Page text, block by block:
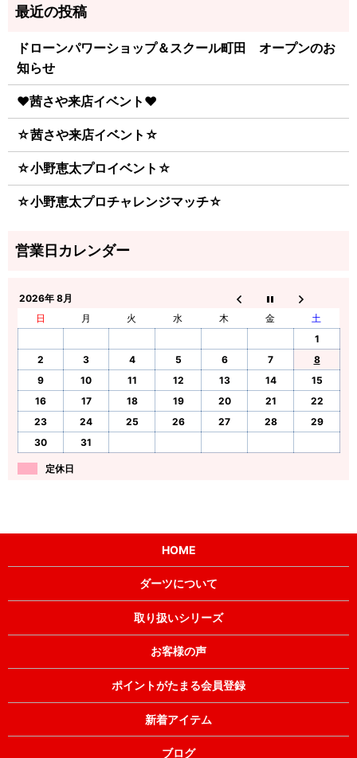
ドローンパワーショップ＆スクール町田 オープンのお
知らせ
♥茜さや来店イベント♥
☆茜さや来店イベント☆
☆小野恵太プロイベント☆
☆小野恵太プロチャレンジマッチ☆
2026年 8月
日
月 火 水 木 金
土
1
2
3 4 5 6 7
8
9
10 11 12 13 14
15
16
17 18 19 20 21
22
23
24 25 26 27 28
29
30
31
定休日
HOME
ダーツについて
取り扱いシリーズ
お客様の声
ポイントがたまる会員登録
新着アイテム
ブログ